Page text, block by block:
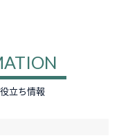
立ち情報